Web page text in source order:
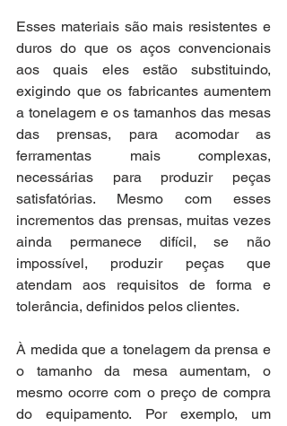
Esses materiais são mais resistentes e
duros do que os aços convencionais
aos quais eles estão substituindo,
exigindo que os fabricantes aumentem
a tonelagem e os tamanhos das mesas
das prensas, para acomodar as
ferramentas mais complexas,
necessárias para produzir peças
satisfatórias. Mesmo com esses
incrementos das prensas, muitas vezes
ainda permanece difícil, se não
impossível, produzir peças que
atendam aos requisitos de forma e
tolerância, definidos pelos clientes.
À medida que a tonelagem da prensa e
o tamanho da mesa aumentam, o
mesmo ocorre com o preço de compra
do equipamento. Por exemplo, um